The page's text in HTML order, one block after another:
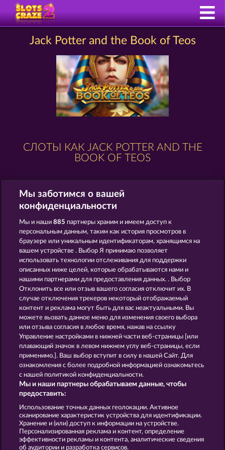
Jack Potter and the Book of Teos
СЛОТЫ КАК JACK POTTER AND THE
BOOK OF TEOS
JACK POTTER & THE BOOK OF DYNASTIES 6
CLEOPATRA'S CROWN LUCKY PHARAOH WILD
Правила КОНФИДЕНЦИАЛЬНОСТЬ
О компании Компания
Отправить Запрос об Отказе
Мы заботимся о вашей
конфиденциальности
Мы и наши885 партнеры храним и имеем доступ к
персональным данным, таким как история просмотров в
браузере или уникальным идентификаторам, хранящимся на
вашем устройстве . Выбор Я принимаю позволяет
использовать технологии отслеживания для поддержки
описанных ниже целей, которые обрабатываются нами и
нашими партнерами для предоставления данных. . Выбор
Отклонить все или отзыв вашего согласия отключит их. В
случае отключения трекеров некоторый отображаемый
контент и реклама могут быть для вас неактуальными. Вы
можете вызвать данное меню для изменения своего выбора
или отзыва согласия в любое время, нажав на ссылку
Управление настройками в нижней части веб-страницы [или
плавающий значок в левом нижнем углу веб-страницы, если
применимо.]. Ваш выбор вступит в силу в нашей Сайт. Для
ознакомления с более подробной информацией ознакомьтесь
с нашей политикой конфиденциальности.
Мы и наши партнеры обрабатываем данные, чтобы
предоставить:
Использование точных данных геолокации. Активное
сканирование характеристик устройства для идентификации.
Хранение и (или) доступ к информации на устройстве.
Персонализированная реклама и контент, определение
эффективности рекламы и контента, аналитические сведения
об аудитории и разработка сервисов.